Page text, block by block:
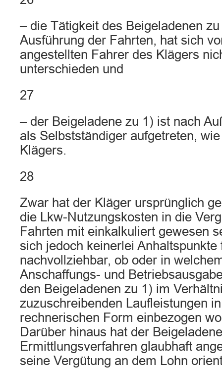
– die Tätigkeit des Beigeladenen
Ausführung der Fahrten, hat sich
angestellten Fahrer des Klägers
unterschieden und
27
– der Beigeladene zu 1) ist nach
als Selbstständiger aufgetreten,
Klägers.
28
Zwar hat der Kläger ursprünglich
die Lkw-Nutzungskosten in die
Fahrten mit einkalkuliert gewesen
sich jedoch keinerlei
nachvollziehbar, ob oder in
Anschaffungs- und
den Beigeladenen zu 1) im
zuzuschreibenden Laufleistungen
rechnerischen Form einbezogen
Darüber hinaus hat der
Ermittlungsverfahren glaubhaft
seine Vergütung an dem Lohn